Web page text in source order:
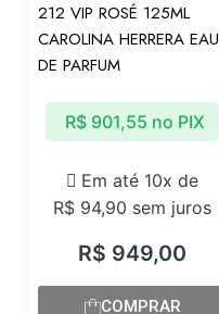
212 VIP ROSÉ 125ML
CAROLINA HERRERA EAU
DE PARFUM
R$ 949,00
Em até 10x de
R$ 94,90 sem juros
R$901,55 no PIX
COMPRAR